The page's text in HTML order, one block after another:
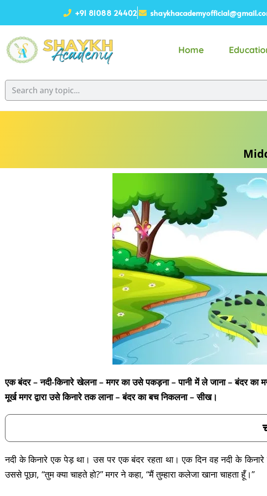
+91 81088 24402
Home
एक बंदर – नदी-किनारे खेलना – मगर का उसे पकड़ना – पानी में ले जाना – बंदर
मूर्ख मगर द्वारा उसे किनारे तक लाना – बंदर का बच निकलना – सीख।
नदी के किनारे एक पेड़ था। उस पर एक बंदर रहता था। एक दिन वह नदी के
उससे पूछा, “तुम क्या चाहते हो?” मगर ने कहा, “मैं तुम्हारा कलेजा खाना चाहता हूँ।”